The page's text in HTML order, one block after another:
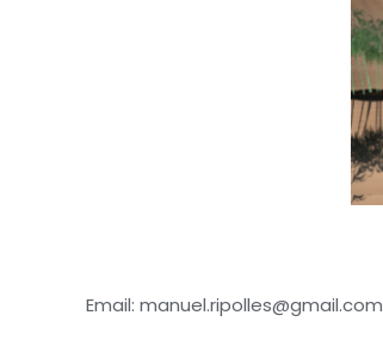
Email: manuel.ripolles@gmail.com